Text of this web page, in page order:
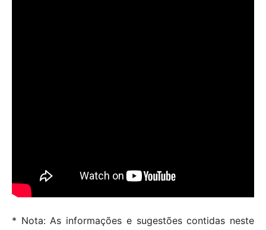
* Nota: As informações e sugestões contidas neste